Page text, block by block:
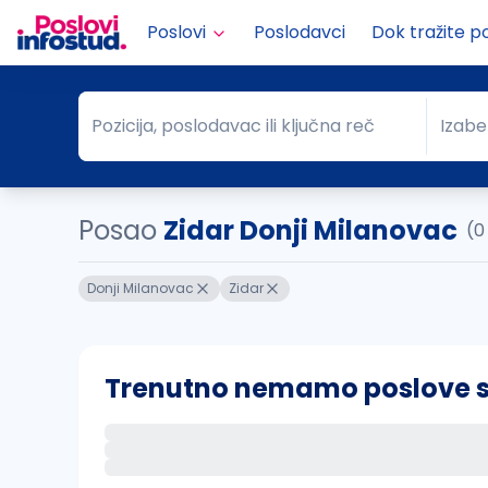
Poslovi Poslodavci Dok tražite
Pozicija, poslodavac ili ključna reč
Pozicija, poslodavac ili ključna reč Grad
Posao Zidar Donji Milanovac
Donji Milanovac Zidar
Trenutno nemamo poslove